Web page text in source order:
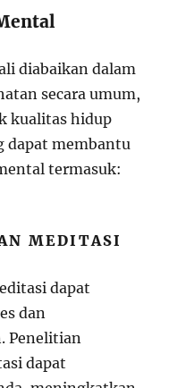
diabaikan dalam
secara umum,
kualitas hidup
dapat membantu
termasuk:
MEDITASI
dapat
dan
Penelitian
dapat